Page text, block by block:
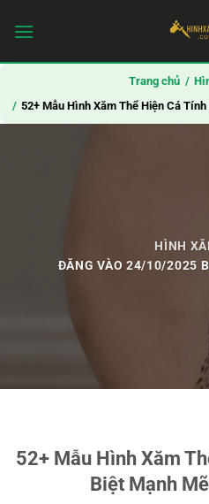
qua
Trang chủ
52+ Mẫu Hình Xăm Thể Hiện Cá
HÌNH
ĐĂNG VÀO 24/10/2025
52+ Mẫu Hình Xăm
Biệt Mạnh